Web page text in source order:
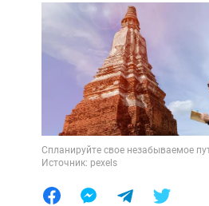
Спланируйте свое незабываемое
Источник: pexels